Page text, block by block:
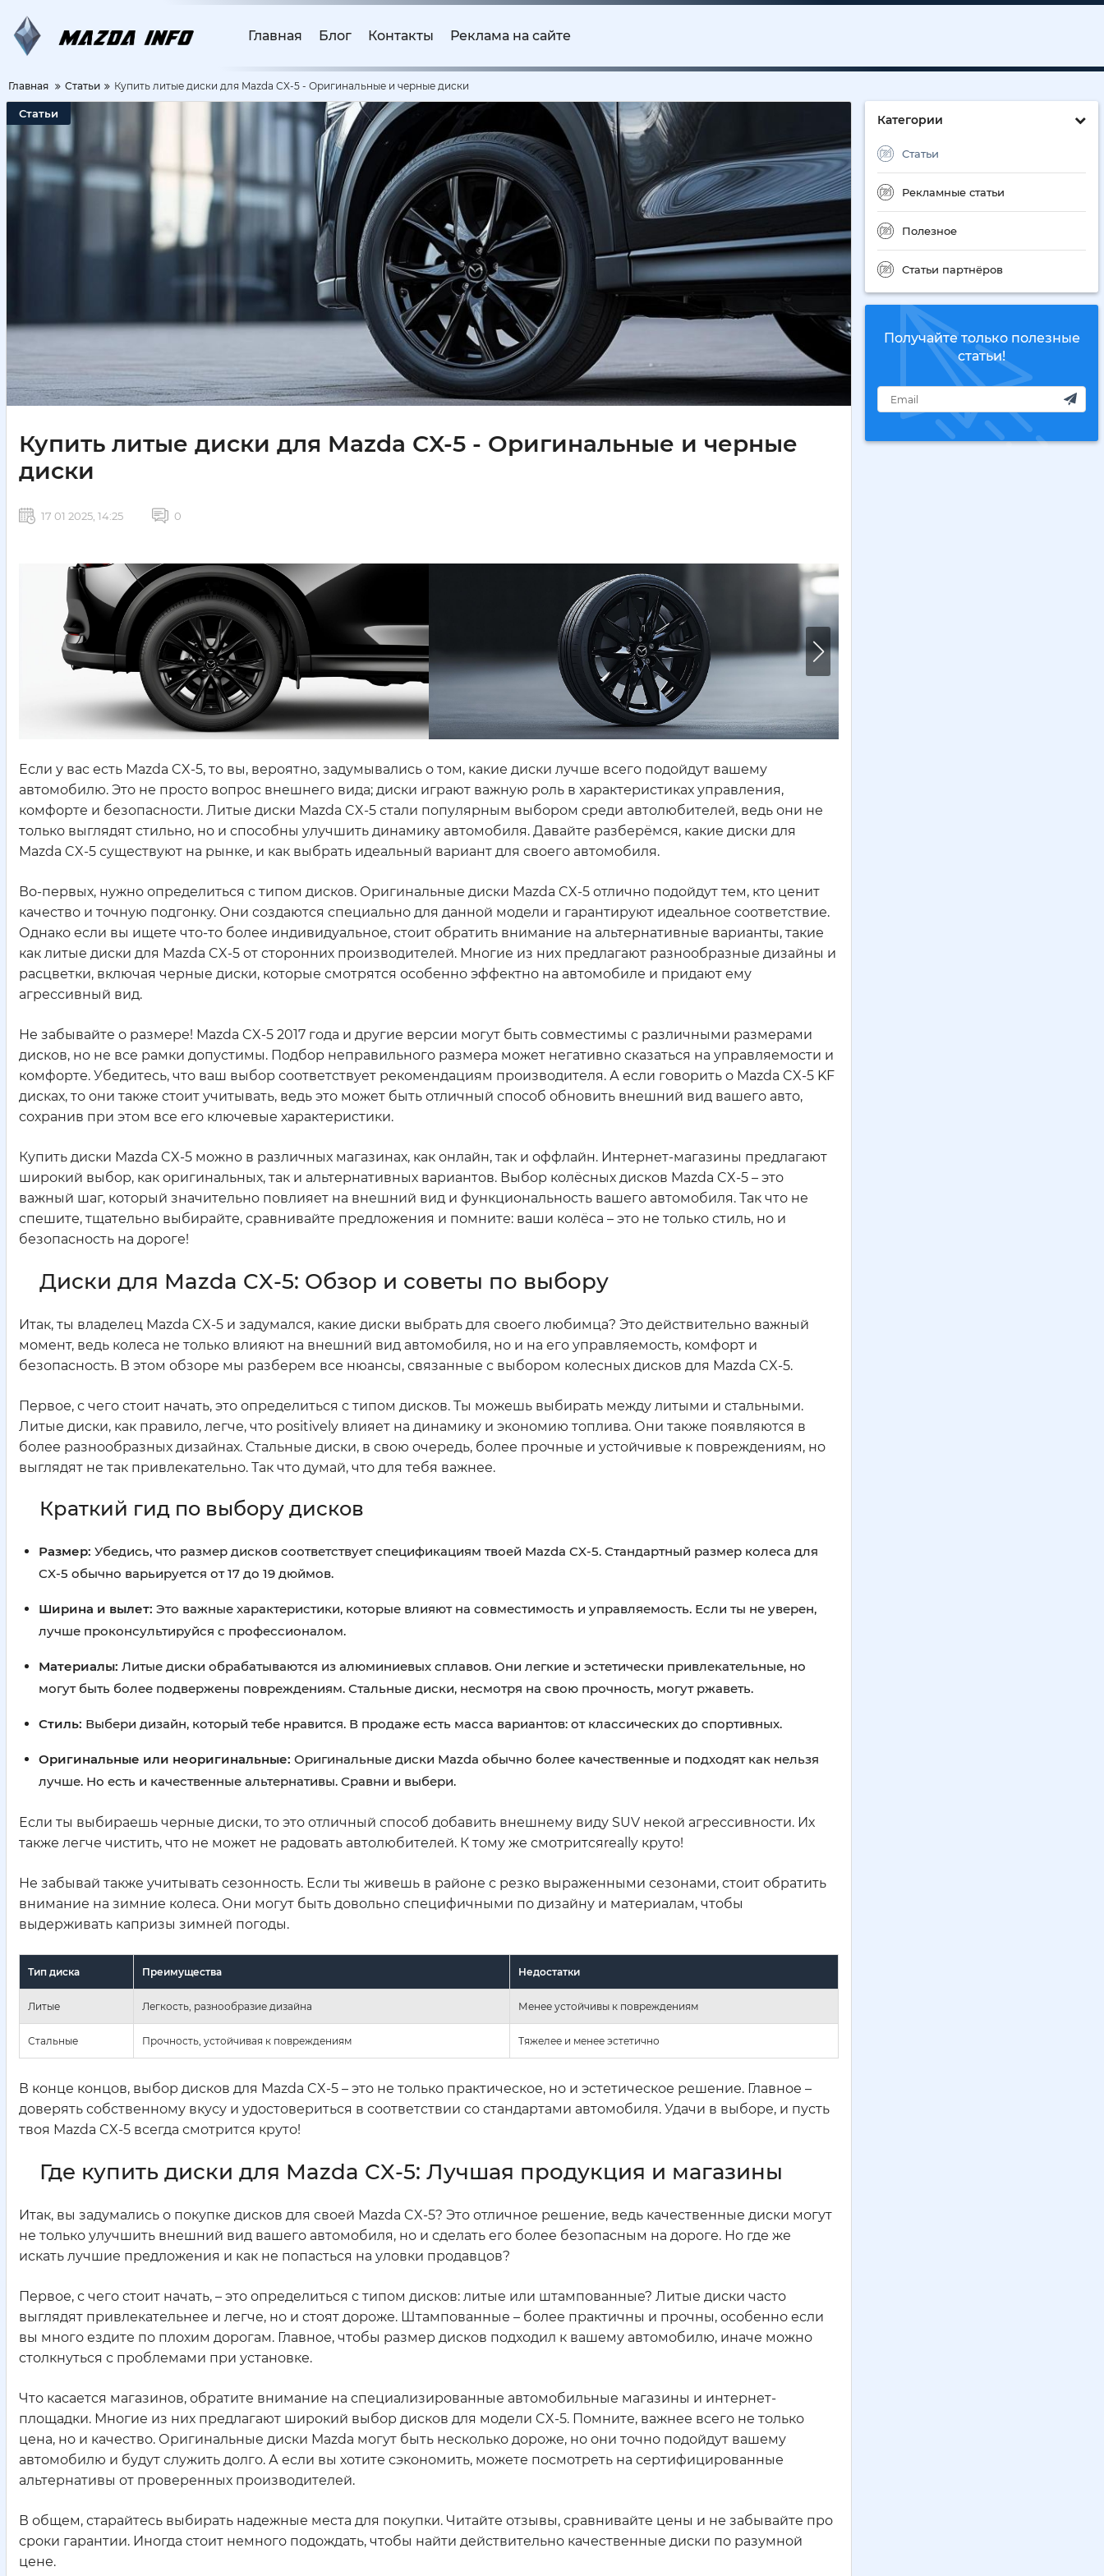
Главная Блог Контакты Реклама на сайте
Главная Статьи Купить литые диски для Mazda CX-5 - Оригинальные и черные диски
Категории
Статьи
Рекламные статьи
Полезное
Статьи партнёров
Получайте только полезные
статьи!
Статьи
Купить литые диски для Mazda CX-5 - Оригинальные и черные
диски
17 01 2025, 14:25 0
Если у вас есть Mazda CX-5, то вы, вероятно, задумывались о том, какие диски лучше всего подойдут вашему
автомобилю. Это не просто вопрос внешнего вида; диски играют важную роль в характеристиках управления,
комфорте и безопасности. Литые диски Mazda CX-5 стали популярным выбором среди автолюбителей, ведь они не
только выглядят стильно, но и способны улучшить динамику автомобиля. Давайте разберёмся, какие диски для
Mazda CX-5 существуют на рынке, и как выбрать идеальный вариант для своего автомобиля.
Во-первых, нужно определиться с типом дисков. Оригинальные диски Mazda CX-5 отлично подойдут тем, кто ценит
качество и точную подгонку. Они создаются специально для данной модели и гарантируют идеальное соответствие.
Однако если вы ищете что-то более индивидуальное, стоит обратить внимание на альтернативные варианты, такие
как литые диски для Mazda CX-5 от сторонних производителей. Многие из них предлагают разнообразные дизайны и
расцветки, включая черные диски, которые смотрятся особенно эффектно на автомобиле и придают ему
агрессивный вид.
Не забывайте о размере! Mazda CX-5 2017 года и другие версии могут быть совместимы с различными размерами
дисков, но не все рамки допустимы. Подбор неправильного размера может негативно сказаться на управляемости и
комфорте. Убедитесь, что ваш выбор соответствует рекомендациям производителя. А если говорить о Mazda CX-5 KF
дисках, то они также стоит учитывать, ведь это может быть отличный способ обновить внешний вид вашего авто,
сохранив при этом все его ключевые характеристики.
Купить диски Mazda CX-5 можно в различных магазинах, как онлайн, так и оффлайн. Интернет-магазины предлагают
широкий выбор, как оригинальных, так и альтернативных вариантов. Выбор колёсных дисков Mazda CX-5 – это
важный шаг, который значительно повлияет на внешний вид и функциональность вашего автомобиля. Так что не
спешите, тщательно выбирайте, сравнивайте предложения и помните: ваши колёса – это не только стиль, но и
безопасность на дороге!
Диски для Mazda CX-5: Обзор и советы по выбору
Итак, ты владелец Mazda CX-5 и задумался, какие диски выбрать для своего любимца? Это действительно важный
момент, ведь колеса не только влияют на внешний вид автомобиля, но и на его управляемость, комфорт и
безопасность. В этом обзоре мы разберем все нюансы, связанные с выбором колесных дисков для Mazda CX-5.
Первое, с чего стоит начать, это определиться с типом дисков. Ты можешь выбирать между литыми и стальными.
Литые диски, как правило, легче, что positively влияет на динамику и экономию топлива. Они также появляются в
более разнообразных дизайнах. Стальные диски, в свою очередь, более прочные и устойчивые к повреждениям, но
выглядят не так привлекательно. Так что думай, что для тебя важнее.
Краткий гид по выбору дисков
Размер: Убедись, что размер дисков соответствует спецификациям твоей Mazda CX-5. Стандартный размер колеса для
CX-5 обычно варьируется от 17 до 19 дюймов.
Ширина и вылет: Это важные характеристики, которые влияют на совместимость и управляемость. Если ты не уверен,
лучше проконсультируйся с профессионалом.
Материалы: Литые диски обрабатываются из алюминиевых сплавов. Они легкие и эстетически привлекательные, но
могут быть более подвержены повреждениям. Стальные диски, несмотря на свою прочность, могут ржаветь.
Стиль: Выбери дизайн, который тебе нравится. В продаже есть масса вариантов: от классических до спортивных.
Оригинальные или неоригинальные: Оригинальные диски Mazda обычно более качественные и подходят как нельзя
лучше. Но есть и качественные альтернативы. Сравни и выбери.
Если ты выбираешь черные диски, то это отличный способ добавить внешнему виду SUV некой агрессивности. Их
также легче чистить, что не может не радовать автолюбителей. К тому же смотритсяreally круто!
Не забывай также учитывать сезонность. Если ты живешь в районе с резко выраженными сезонами, стоит обратить
внимание на зимние колеса. Они могут быть довольно специфичными по дизайну и материалам, чтобы
выдерживать капризы зимней погоды.
Тип диска Преимущества Недостатки
Литые Легкость, разнообразие дизайна Менее устойчивы к повреждениям
Стальные Прочность, устойчивая к повреждениям Тяжелее и менее эстетично
В конце концов, выбор дисков для Mazda CX-5 – это не только практическое, но и эстетическое решение. Главное –
доверять собственному вкусу и удостовериться в соответствии со стандартами автомобиля. Удачи в выборе, и пусть
твоя Mazda CX-5 всегда смотрится круто!
Где купить диски для Mazda CX-5: Лучшая продукция и магазины
Итак, вы задумались о покупке дисков для своей Mazda CX-5? Это отличное решение, ведь качественные диски могут
не только улучшить внешний вид вашего автомобиля, но и сделать его более безопасным на дороге. Но где же
искать лучшие предложения и как не попасться на уловки продавцов?
Первое, с чего стоит начать, – это определиться с типом дисков: литые или штампованные? Литые диски часто
выглядят привлекательнее и легче, но и стоят дороже. Штампованные – более практичны и прочны, особенно если
вы много ездите по плохим дорогам. Главное, чтобы размер дисков подходил к вашему автомобилю, иначе можно
столкнуться с проблемами при установке.
Что касается магазинов, обратите внимание на специализированные автомобильные магазины и интернет-
площадки. Многие из них предлагают широкий выбор дисков для модели CX-5. Помните, важнее всего не только
цена, но и качество. Оригинальные диски Mazda могут быть несколько дороже, но они точно подойдут вашему
автомобилю и будут служить долго. А если вы хотите сэкономить, можете посмотреть на сертифицированные
альтернативы от проверенных производителей.
В общем, старайтесь выбирать надежные места для покупки. Читайте отзывы, сравнивайте цены и не забывайте про
сроки гарантии. Иногда стоит немного подождать, чтобы найти действительно качественные диски по разумной
цене.